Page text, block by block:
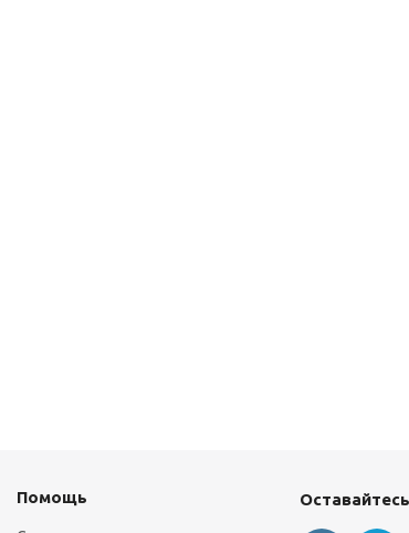
Помощь